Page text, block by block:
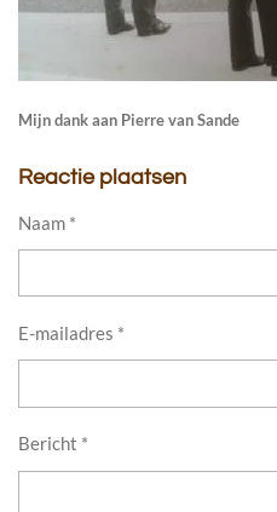
Mijn dank aan Pierre van Sande
Reactie plaatsen
Naam *
E-mailadres *
Bericht *